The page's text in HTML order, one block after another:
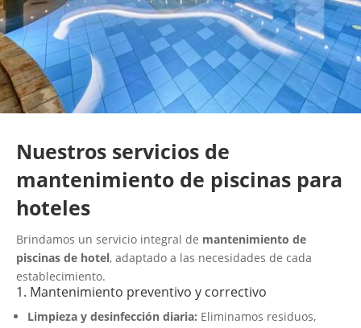
Nuestros servicios de
mantenimiento de piscinas para
hoteles
Brindamos un servicio integral de mantenimiento de
piscinas de hotel, adaptado a las necesidades de cada
establecimiento.
1. Mantenimiento preventivo y correctivo
Limpieza y desinfección diaria: Eliminamos residuos,